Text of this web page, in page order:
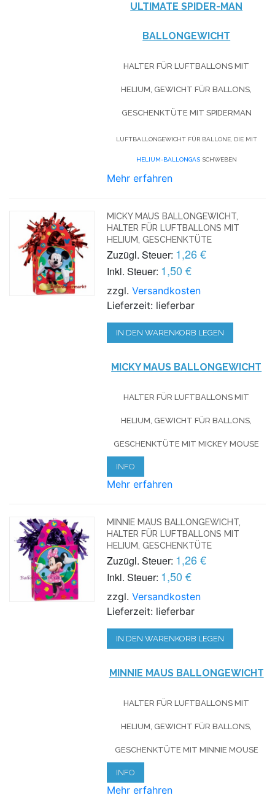
ULTIMATE SPIDER-MAN
BALLONGEWICHT
HALTER FÜR LUFTBALLONS MIT
HELIUM, GEWICHT FÜR BALLONS,
GESCHENKTÜTE MIT SPIDERMAN
LUFTBALLONGEWICHT FÜR BALLONE, DIE MIT
HELIUM-BALLONGASSCHWEBEN
Mehr erfahren
MICKY MAUS BALLONGEWICHT,
HALTER FÜR LUFTBALLONS MIT
HELIUM, GESCHENKTÜTE
Zuzügl. Steuer: 1,26 €
Inkl. Steuer: 1,50 €
zzgl.Versandkosten
Lieferzeit: lieferbar
IN DEN WARENKORB LEGEN
MICKY MAUS BALLONGEWICHT
HALTER FÜR LUFTBALLONS MIT
HELIUM, GEWICHT FÜR BALLONS,
GESCHENKTÜTE MIT MICKEY MOUSE
INFO
Mehr erfahren
MINNIE MAUS BALLONGEWICHT,
HALTER FÜR LUFTBALLONS MIT
HELIUM, GESCHENKTÜTE
Zuzügl. Steuer: 1,26 €
Inkl. Steuer: 1,50 €
zzgl.Versandkosten
Lieferzeit: lieferbar
IN DEN WARENKORB LEGEN
MINNIE MAUS BALLONGEWICHT
HALTER FÜR LUFTBALLONS MIT
HELIUM, GEWICHT FÜR BALLONS,
GESCHENKTÜTE MIT MINNIE MOUSE
INFO
Mehr erfahren